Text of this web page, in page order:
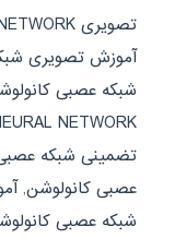
تصویری CONVOLUTIONAL NEURAL NETWORK
آموزش تصویری
شبکه عصبی
NETWORK
تضمینی شبکه
عصبی کانولوشن,
شبکه عصبی